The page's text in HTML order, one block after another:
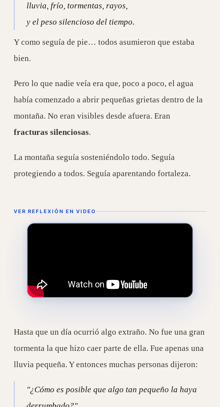
lluvia, frío, tormentas, rayos,
y el peso silencioso del tiempo.
Y como seguía de pie… todos asumieron que estaba
bien.
Pero lo que nadie veía era que, poco a poco, el agua
había comenzado a abrir pequeñas grietas dentro de la
montaña. No eran visibles desde afuera. Eran
fracturas silenciosas.
La montaña seguía sosteniéndolo todo. Seguía
protegiendo a todos. Seguía aparentando fortaleza.
VER REFLEXIÓN EN VIDEO
Hasta que un día ocurrió algo extraño. No fue una gran
tormenta la que hizo caer parte de ella. Fue apenas una
lluvia pequeña. Y entonces muchas personas dijeron:
"¿Cómo es posible que algo tan pequeño la haya